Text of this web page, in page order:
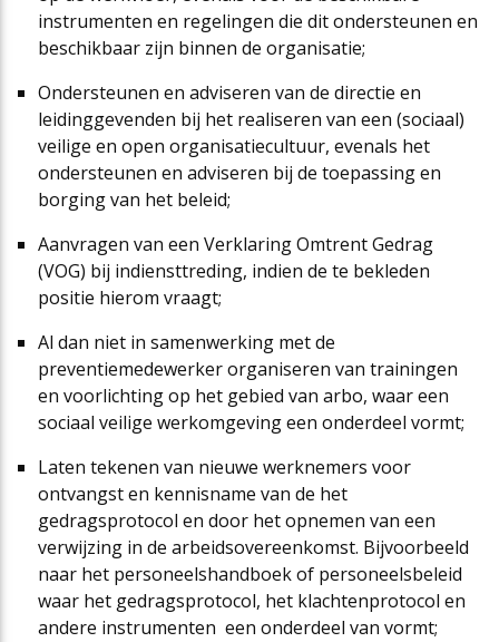
instrumenten en regelingen die dit ondersteunen en
beschikbaar zijn binnen de organisatie;
Ondersteunen en adviseren van de directie en
leidinggevenden bij het realiseren van een (sociaal)
veilige en open organisatiecultuur, evenals het
ondersteunen en adviseren bij de toepassing en
borging van het beleid;
Aanvragen van een Verklaring Omtrent Gedrag
(VOG) bij indiensttreding, indien de te bekleden
positie hierom vraagt;
Al dan niet in samenwerking met de
preventiemedewerker organiseren van trainingen
en voorlichting op het gebied van arbo, waar een
sociaal veilige werkomgeving een onderdeel vormt;
Laten tekenen van nieuwe werknemers voor
ontvangst en kennisname van de het
gedragsprotocol en door het opnemen van een
verwijzing in de arbeidsovereenkomst. Bijvoorbeeld
naar het personeelshandboek of personeelsbeleid
waar het gedragsprotocol, het klachtenprotocol en
andere instrumenten een onderdeel van vormt;